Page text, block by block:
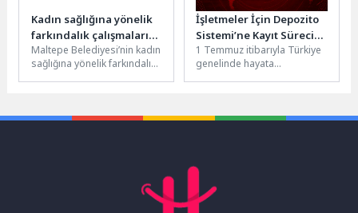
Kadın sağlığına yönelik
farkındalık çalışmaları
devam ediyor
Maltepe Belediyesi’nin kadın
sağlığına yönelik farkındalık
İşletmeler İçin Depozito
Sistemi’ne Kayıt Süreci
Başladı
1 Temmuz itibarıyla Türkiye
genelinde hayata
ambalajlı içecek satan veya